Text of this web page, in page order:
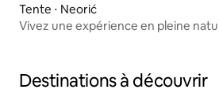
Tente ⋅ Neorić
Vivez une expérience en pleine
Destinations à découvrir